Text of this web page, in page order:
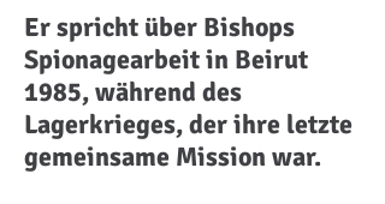
Er spricht über Bishops
Spionagearbeit in Beirut
1985, während des
Lagerkrieges, der ihre letzte
gemeinsame Mission war.